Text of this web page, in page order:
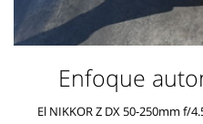
Enfoque
El NIKKOR Z DX 50-250mm f/